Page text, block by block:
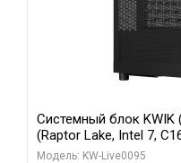
Системный блок KWIK
(Raptor Lake, Intel 7,
модуля)/ Afox RTX4090
Модель: KW-Live0095